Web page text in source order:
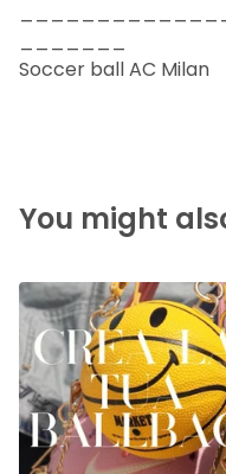
Soccer ball AC Milan
You might